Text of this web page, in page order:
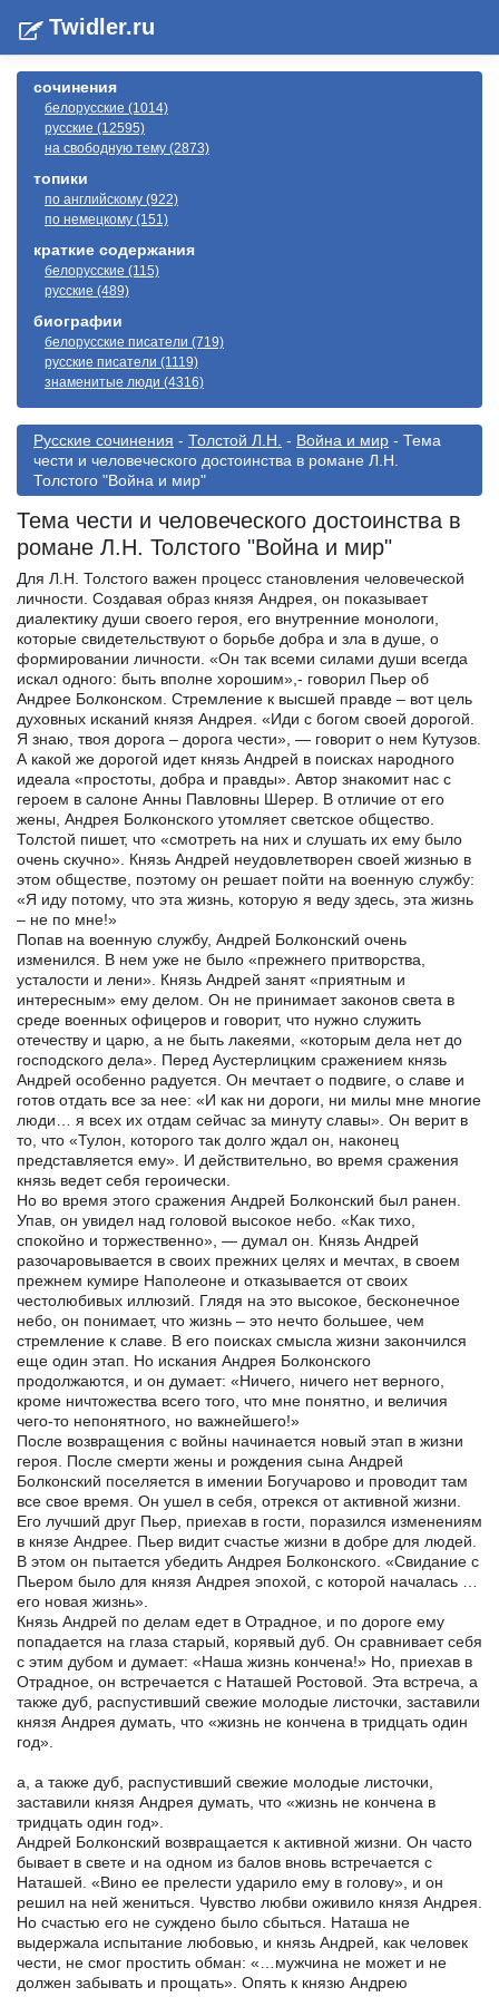
Twidler.ru
сочинения
белорусские (1014)
русские (12595)
на свободную тему (2873)
топики
по английскому (922)
по немецкому (151)
краткие содержания
белорусские (115)
русские (489)
биографии
белорусские писатели (719)
русские писатели (1119)
знаменитые люди (4316)
Русские сочинения - Толстой Л.Н. - Война и мир - Тема
чести и человеческого достоинства в романе Л.Н.
Толстого "Война и мир"
Тема чести и человеческого достоинства в
романе Л.Н. Толстого "Война и мир"
Для Л.Н. Толстого важен процесс становления человеческой
личности. Создавая образ князя Андрея, он показывает
диалектику души своего героя, его внутренние монологи,
которые свидетельствуют о борьбе добра и зла в душе, о
формировании личности. «Он так всеми силами души всегда
искал одного: быть вполне хорошим»,- говорил Пьер об
Андрее Болконском. Стремление к высшей правде – вот цель
духовных исканий князя Андрея. «Иди с богом своей дорогой.
Я знаю, твоя дорога – дорога чести», — говорит о нем Кутузов.
А какой же дорогой идет князь Андрей в поисках народного
идеала «простоты, добра и правды». Автор знакомит нас с
героем в салоне Анны Павловны Шерер. В отличие от его
жены, Андрея Болконского утомляет светское общество.
Толстой пишет, что «смотреть на них и слушать их ему было
очень скучно». Князь Андрей неудовлетворен своей жизнью в
этом обществе, поэтому он решает пойти на военную службу:
«Я иду потому, что эта жизнь, которую я веду здесь, эта жизнь
– не по мне!»
Попав на военную службу, Андрей Болконский очень
изменился. В нем уже не было «прежнего притворства,
усталости и лени». Князь Андрей занят «приятным и
интересным» ему делом. Он не принимает законов света в
среде военных офицеров и говорит, что нужно служить
отечеству и царю, а не быть лакеями, «которым дела нет до
господского дела». Перед Аустерлицким сражением князь
Андрей особенно радуется. Он мечтает о подвиге, о славе и
готов отдать все за нее: «И как ни дороги, ни милы мне многие
люди… я всех их отдам сейчас за минуту славы». Он верит в
то, что «Тулон, которого так долго ждал он, наконец
представляется ему». И действительно, во время сражения
князь ведет себя героически.
Но во время этого сражения Андрей Болконский был ранен.
Упав, он увидел над головой высокое небо. «Как тихо,
спокойно и торжественно», — думал он. Князь Андрей
разочаровывается в своих прежних целях и мечтах, в своем
прежнем кумире Наполеоне и отказывается от своих
честолюбивых иллюзий. Глядя на это высокое, бесконечное
небо, он понимает, что жизнь – это нечто большее, чем
стремление к славе. В его поисках смысла жизни закончился
еще один этап. Но искания Андрея Болконского
продолжаются, и он думает: «Ничего, ничего нет верного,
кроме ничтожества всего того, что мне понятно, и величия
чего-то непонятного, но важнейшего!»
После возвращения с войны начинается новый этап в жизни
героя. После смерти жены и рождения сына Андрей
Болконский поселяется в имении Богучарово и проводит там
все свое время. Он ушел в себя, отрекся от активной жизни.
Его лучший друг Пьер, приехав в гости, поразился изменениям
в князе Андрее. Пьер видит счастье жизни в добре для людей.
В этом он пытается убедить Андрея Болконского. «Свидание с
Пьером было для князя Андрея эпохой, с которой началась …
его новая жизнь».
Князь Андрей по делам едет в Отрадное, и по дороге ему
попадается на глаза старый, корявый дуб. Он сравнивает себя
с этим дубом и думает: «Наша жизнь кончена!» Но, приехав в
Отрадное, он встречается с Наташей Ростовой. Эта встреча, а
также дуб, распустивший свежие молодые листочки, заставили
князя Андрея думать, что «жизнь не кончена в тридцать один
год».
а, а также дуб, распустивший свежие молодые листочки,
заставили князя Андрея думать, что «жизнь не кончена в
тридцать один год».
Андрей Болконский возвращается к активной жизни. Он часто
бывает в свете и на одном из балов вновь встречается с
Наташей. «Вино ее прелести ударило ему в голову», и он
решил на ней жениться. Чувство любви оживило князя Андрея.
Но счастью его не суждено было сбыться. Наташа не
выдержала испытание любовью, и князь Андрей, как человек
чести, не смог простить обман: «…мужчина не может и не
должен забывать и прощать». Опять к князю Андрею